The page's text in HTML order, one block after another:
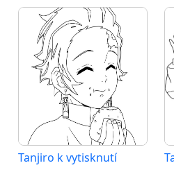
Tanjiro k vytisknutí